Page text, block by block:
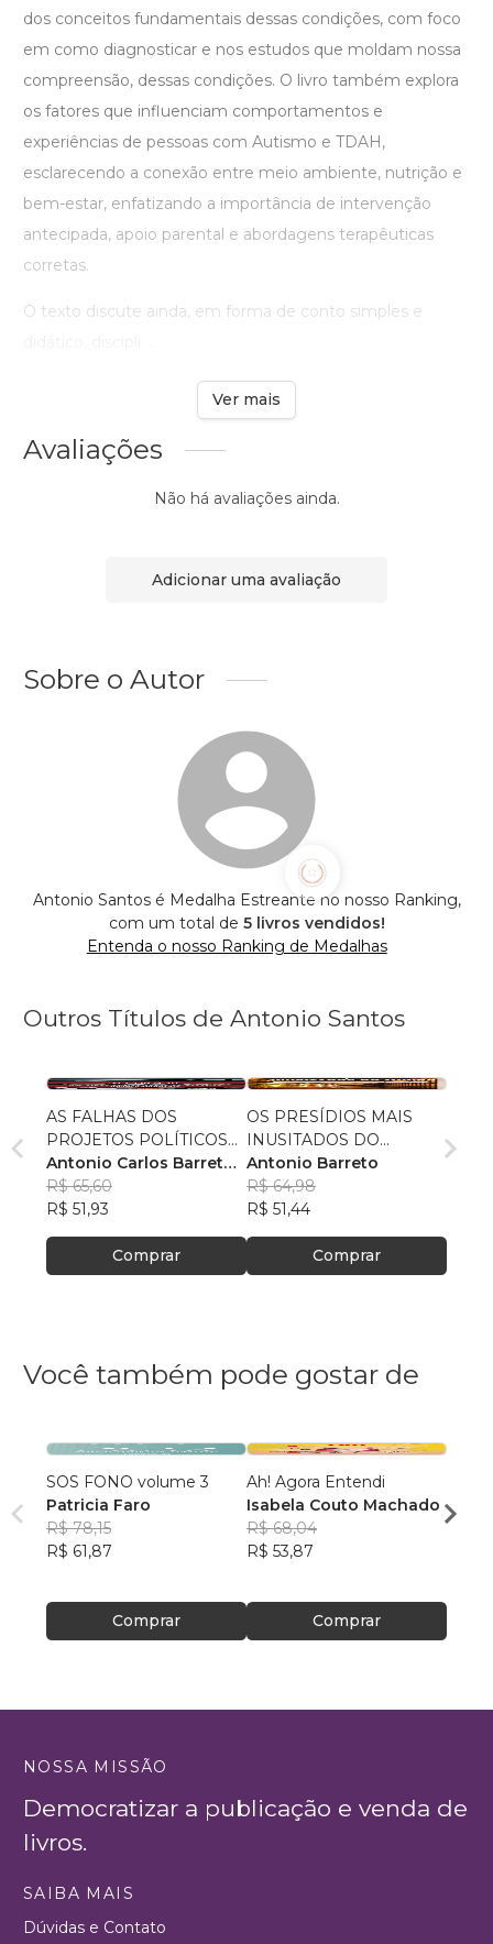
dos conceitos fundamentais dessas condições, com foco
em como diagnosticar e nos estudos que moldam nossa
compreensão, dessas condições. O livro também explora
os fatores que influenciam comportamentos e
experiências de pessoas com Autismo e TDAH,
esclarecendo a conexão entre meio ambiente, nutrição e
bem-estar, enfatizando a importância de intervenção
antecipada, apoio parental e abordagens terapêuticas
corretas.
O texto discute ainda, em forma de conto simples e
Ver mais
Avaliações
Não há avaliações ainda.
Adicionar uma avaliação
Sobre o Autor
Antonio Santos é Medalha Estreante no nosso Ranking,
com um total de 5 livros vendidos!
Entenda o nosso Ranking de Medalhas
Outros Títulos de Antonio Santos
AS FALHAS DOS
PROJETOS POLÍTICOS
DO BRASIL
Antonio Carlos Barreto
dos Santos
R$ 65,60
R$ 51,93
Comprar
OS PRESÍDIOS MAIS
INUSITADOS DO
MUNDO
Antonio Barreto
R$ 64,98
R$ 51,44
Comprar
Você também pode gostar de
SOS FONO volume 3
Patricia Faro
R$ 78,15
R$ 61,87
Comprar
Ah! Agora Entendi
Isabela Couto Machado
R$ 68,04
R$ 53,87
Comprar
NOSSA MISSÃO
Democratizar a publicação e venda de
livros.
SAIBA MAIS
Dúvidas e Contato